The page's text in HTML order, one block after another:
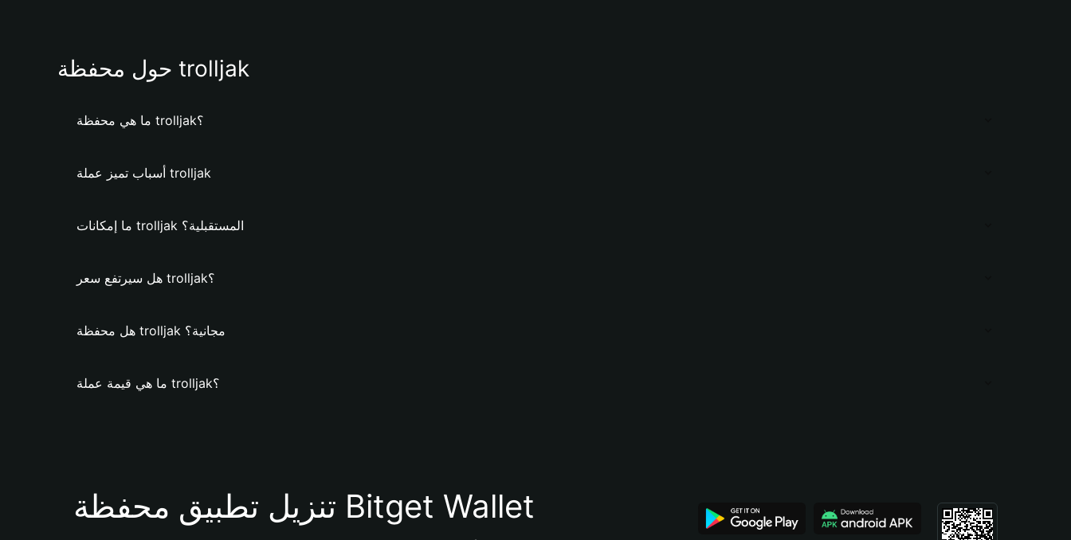
حول محفظة trolljak
ما هي محفظة trolljak؟
أسباب تميز عملة trolljak
ما إمكانات trolljak المستقبلية؟
هل سيرتفع سعر trolljak؟
هل محفظة trolljak مجانية؟
ما هي قيمة عملة trolljak؟
تنزيل تطبيق محفظة Bitget Wallet